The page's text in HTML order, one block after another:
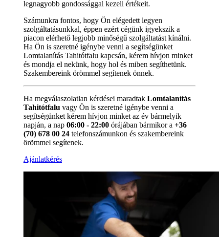
legnagyobb gondossággal kezeli értékeit.
Számunkra fontos, hogy Ön elégedett legyen
szolgáltatásunkkal, éppen ezért cégünk igyekszik a
piacon elérhető legjobb minőségű szolgáltatást kínálni.
Ha Ön is szeretné igénybe venni a segítségünket
Lomtalanítás Tahitótfalu kapcsán, kérem hívjon minket
és mondja el nekünk, hogy hol és miben segíthetünk.
Szakembereink örömmel segítenek önnek.
Ha megválaszolatlan kérdései maradtak Lomtalanítás
Tahitótfalu vagy Ön is szeretné igénybe venni a
segítségünket kérem hívjon minket az év bármelyik
napján, a nap 06:00 - 22:00 órájában bármikor a +36
(70) 678 00 24 telefonszámunkon és szakembereink
örömmel segítenek.
Ajánlatkérés